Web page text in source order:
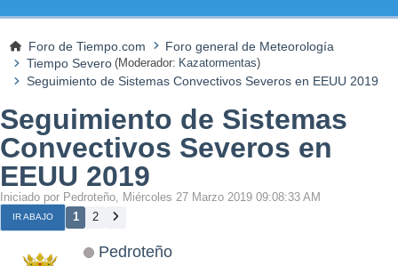
Foro de Tiempo.com
Foro general de Meteorología
Tiempo Severo (Moderador: Kazatormentas)
Seguimiento de Sistemas Convectivos Severos en EEUU 2019
Seguimiento de Sistemas
Convectivos Severos en
EEUU 2019
Iniciado por Pedroteño, Miércoles 27 Marzo 2019 09:08:33 AM
IR ABAJO 1 2
Pedroteño